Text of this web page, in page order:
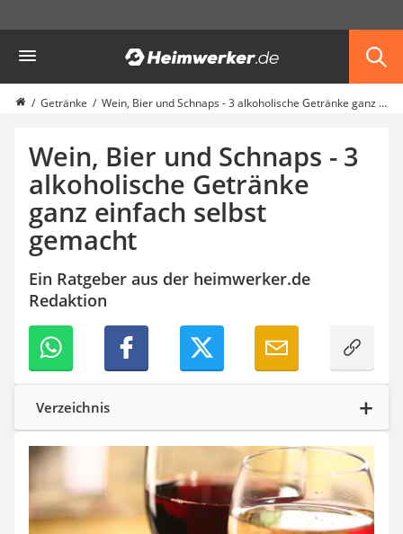
Haushalt & Freizeit
Diascanner
Walkie-Talkie Kinder
Stunt-Scooter
Gusseisen Bräter
Induktionskochfeld
Tischgeschirrspüler
Elektronische Dartscheibe
Wildkamera
Beschriftungsgerät
Trinkflasche
Thermokanne
Elektrische Pfeffermühle
Waschsauger
Geflügelschere
SUP-Board
Ferngesteuertes Auto
Subwoofer
Beheizbare Handschuhe
Getränke Wein, Bier und Schnaps - 3 alkoholische Getränke ganz einfach selbst gemacht
Wein, Bier und Schnaps - 3
alkoholische Getränke
ganz einfach selbst
gemacht
Ein Ratgeber aus der heimwerker.de
Redaktion
Verzeichnis